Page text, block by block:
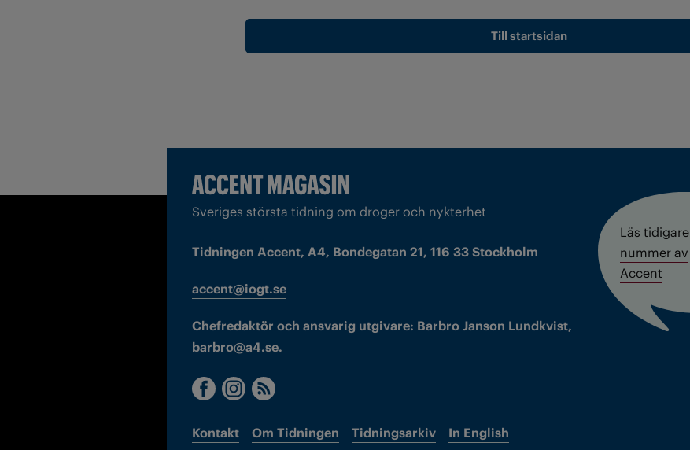
Till startsidan
Sveriges största tidning om droger och nykterhet
Tidningen Accent, A4, Bondegatan 21, 116 33 Stockholm
accent@iogt.se
Chefredaktör och ansvarig utgivare: Barbro Janson Lundkvist,
barbro@a4.se.
Kontakt Om Tidningen Tidningsarkiv In English
Läs tidigare
nummer av
Accent